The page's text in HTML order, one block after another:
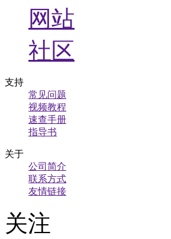
网站
社区
支持
常见问题
视频教程
速查手册
指导书
关于
公司简介
联系方式
友情链接
关注